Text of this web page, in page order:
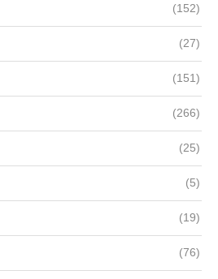
(152)
(27)
(151)
(266)
(25)
(5)
(19)
(76)